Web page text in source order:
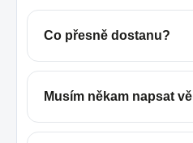
Co přesně dostanu?
Musím někam napsat